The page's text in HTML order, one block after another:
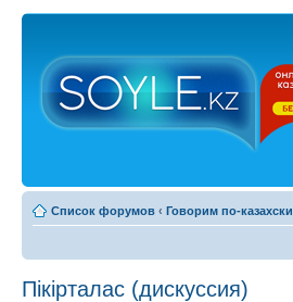
Список форумов ‹ Говорим по-казахски
Пікірталас (дискуссия)